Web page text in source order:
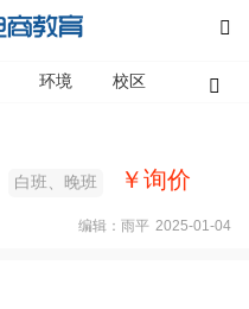
环境 校区 资讯
白班、晚班 ￥询价
2025-01-04
编辑：雨平